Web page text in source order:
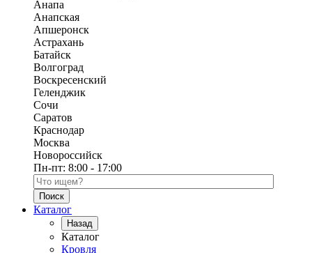
Анапа
Анапская
Апшеронск
Астрахань
Батайск
Волгоград
Воскресенский
Геленджик
Сочи
Саратов
Краснодар
Москва
Новороссийск
Пн-пт: 8:00 - 17:00
Поиск по каталогу
Каталог
Назад
Каталог
Кровля